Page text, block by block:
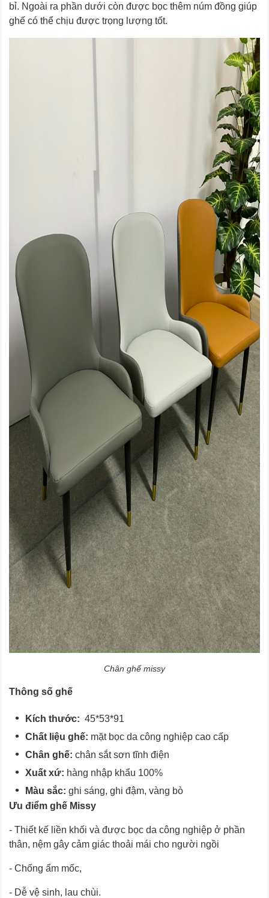
bỉ. Ngoài ra phần dưới còn được bọc thêm núm đồng giúp
ghế có thể chịu được trọng lượng tốt.
Chân ghế missy
Thông số ghế
Kích thước: 45*53*91
Chất liệu ghế: mặt bọc da công nghiệp cao cấp
Chân ghế: chân sắt sơn tĩnh điện
Xuất xứ: hàng nhập khẩu 100%
Màu sắc: ghi sáng, ghi đậm, vàng bò
Ưu điểm ghế Missy
- Thiết kế liền khối và được bọc da công nghiệp ở phần
thân, nệm gây cảm giác thoải mái cho người ngồi
- Chống ẩm mốc,
- Dễ vệ sinh, lau chùi.